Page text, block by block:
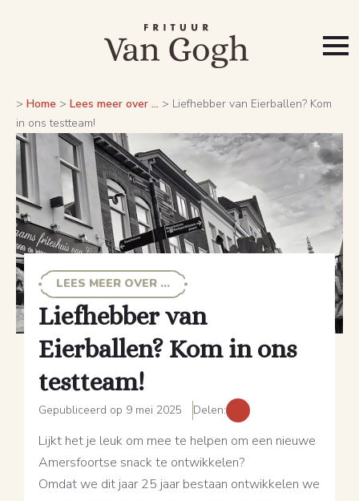
> Home > Lees meer over ... > Liefhebber van Eierballen? Kom
in ons testteam!
LEES MEER OVER ...
Liefhebber van
Eierballen? Kom in ons
testteam!
Gepubliceerd op 9 mei 2025 Delen:
Lijkt het je leuk om mee te helpen om een nieuwe
Amersfoortse snack te ontwikkelen?
Omdat we dit jaar 25 jaar bestaan ontwikkelen we